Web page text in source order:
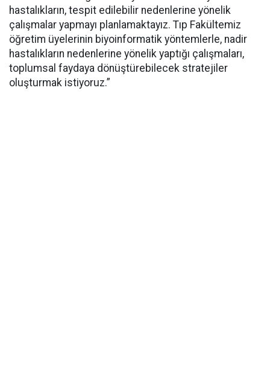
hastalıkların, tespit edilebilir nedenlerine yönelik
çalışmalar yapmayı planlamaktayız. Tıp Fakültemiz
öğretim üyelerinin biyoinformatik yöntemlerle, nadir
hastalıkların nedenlerine yönelik yaptığı çalışmaları,
toplumsal faydaya dönüştürebilecek stratejiler
oluşturmak istiyoruz.”